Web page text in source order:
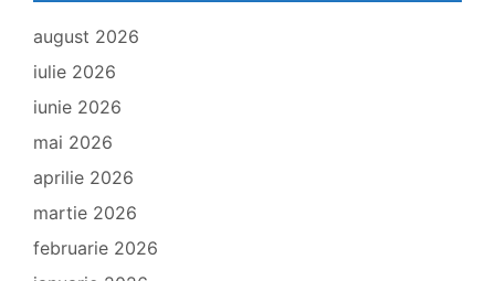
august 2026
iulie 2026
iunie 2026
mai 2026
aprilie 2026
martie 2026
februarie 2026